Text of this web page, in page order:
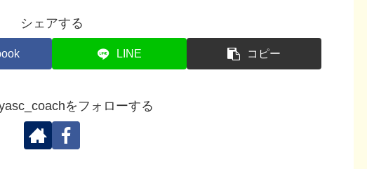
シェアする
LINE コピー
をフォローする